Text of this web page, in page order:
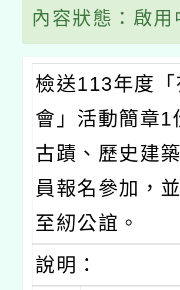
內容狀態：啟用
檢送113年度
會」活動簡章
古蹟、歷史建
員報名參加，
至紉公誼。
說明：